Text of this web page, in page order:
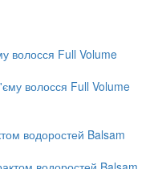
волосся Full Volume
водоростей Balsam